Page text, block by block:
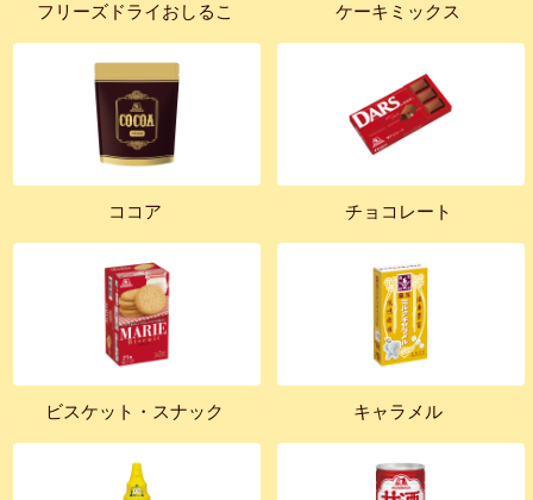
フリーズドライおしるこ ケーキミックス
ココア チョコレート
ビスケット・スナック キャラメル